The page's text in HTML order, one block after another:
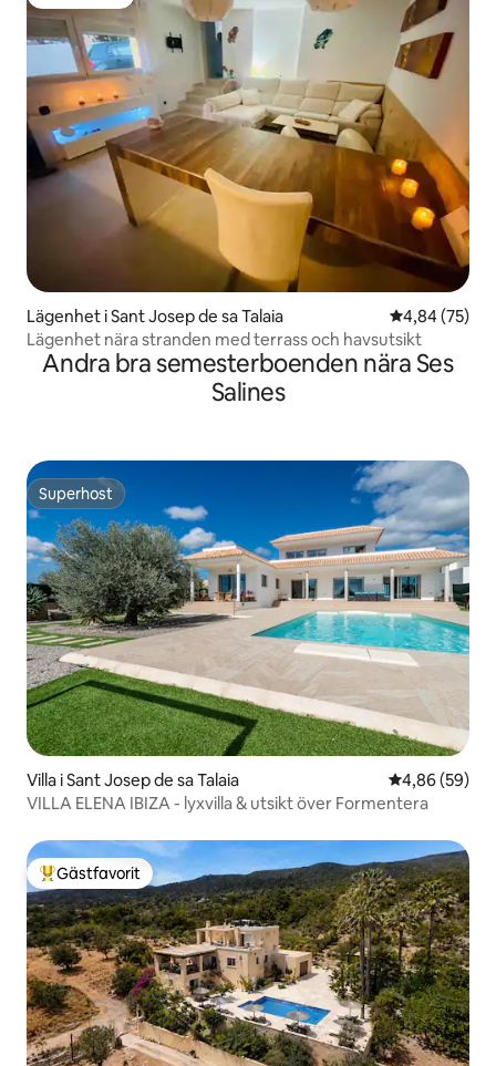
Lägenhet i Sant Josep de sa Talaia 4,84 av 5 i
4,84 (75)
Lägenhet nära stranden med terrass och havsutsikt
Andra bra semesterboenden nära Ses
Salines
Superhost
Superhost
Villa i Sant Josep de sa Talaia 4,86 av 5 i
4,86 (59)
VILLA ELENA IBIZA - lyxvilla & utsikt över Formentera
Populär gästfavorit
Gästfavorit